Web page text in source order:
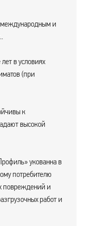
международным и
в условиях
(при
к
высокой
укованна в
потребителю
повреждений и
работ и